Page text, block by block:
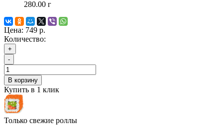
280.00 г
Цена: 749 р.
Количество:
+
-
В корзину
Купить в 1 клик
Только свежие роллы